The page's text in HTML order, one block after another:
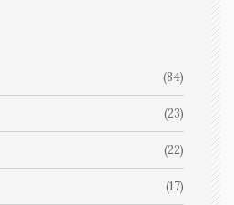
(84)
(23)
(22)
(17)